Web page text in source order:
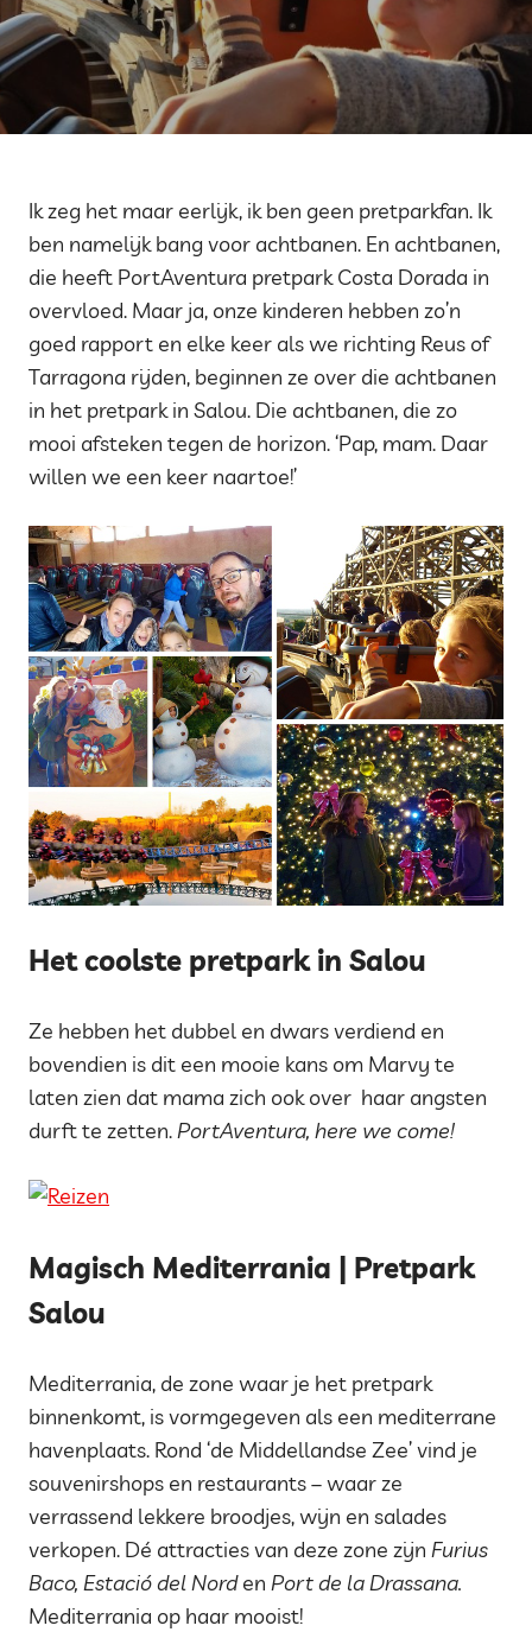
Ik zeg het maar eerlijk, ik ben geen pretparkfan. Ik
ben namelijk bang voor achtbanen. En achtbanen,
die heeft PortAventura pretpark Costa Dorada in
overvloed. Maar ja, onze kinderen hebben zo’n
goed rapport en elke keer als we richting Reus of
Tarragona rijden, beginnen ze over die achtbanen
in het pretpark in Salou. Die achtbanen, die zo
mooi afsteken tegen de horizon. ‘Pap, mam. Daar
willen we een keer naartoe!’
Het coolste pretpark in Salou
Ze hebben het dubbel en dwars verdiend en
bovendien is dit een mooie kans om Marvy te
laten zien dat mama zich ook over haar angsten
durft te zetten.PortAventura, here we come!
Magisch Mediterrania | Pretpark
Salou
Mediterrania, de zone waar je het pretpark
binnenkomt, is vormgegeven als een mediterrane
havenplaats. Rond ‘de Middellandse Zee’ vind je
souvenirshops en restaurants – waar ze
verrassend lekkere broodjes, wijn en salades
verkopen. Dé attracties van deze zone zijn Furius
Baco, Estació del Norden Port de la Drassana.
Mediterrania op haar mooist!